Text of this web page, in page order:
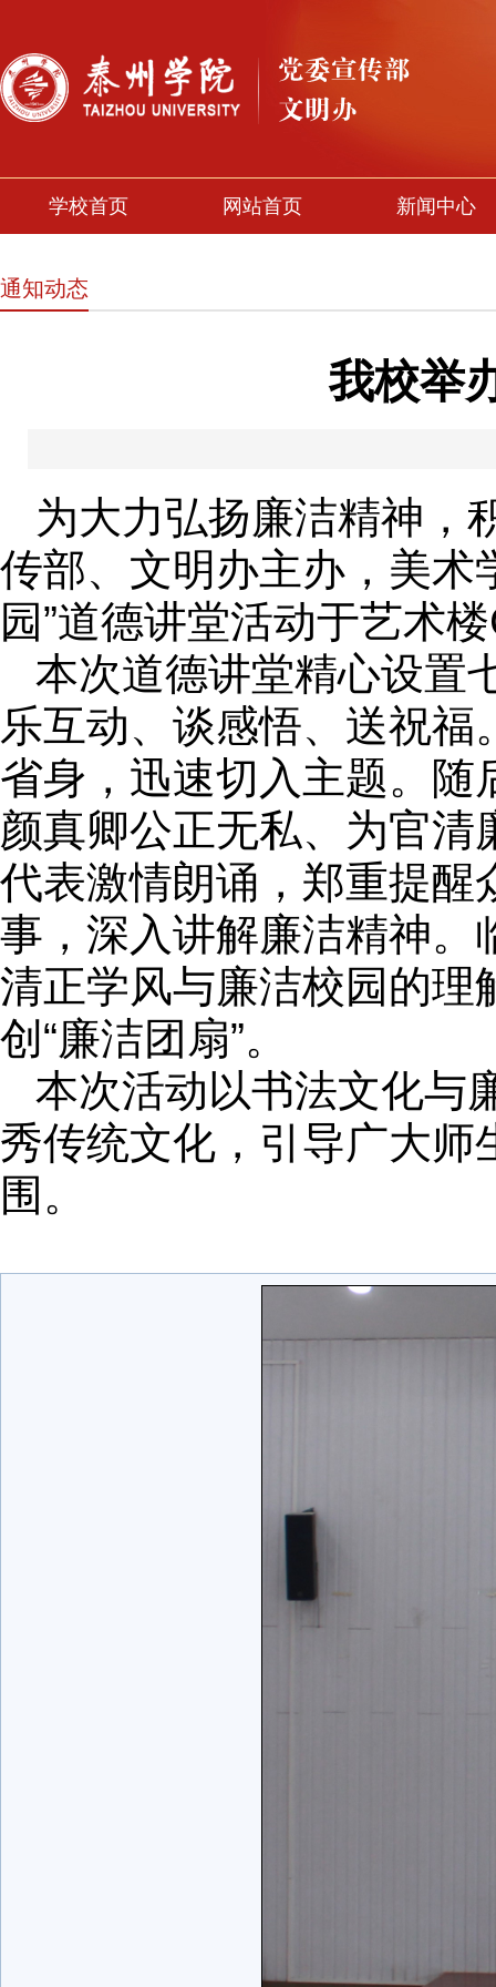
学校首页 网站首页 新闻中心
通知动态
我校举
为大力弘扬廉洁精神，
传部、文明办主办，美术
园”道德讲堂活动于艺术
本次道德讲堂精心设置
乐互动、谈感悟、送祝
省身，迅速切入主题。随
颜真卿公正无私、为官
代表激情朗诵，郑重提醒
事，深入讲解廉洁精神。
清正学风与廉洁校园的理
创“廉洁团扇”。
本次活动以书法文化与
秀传统文化，引导广大师
围。